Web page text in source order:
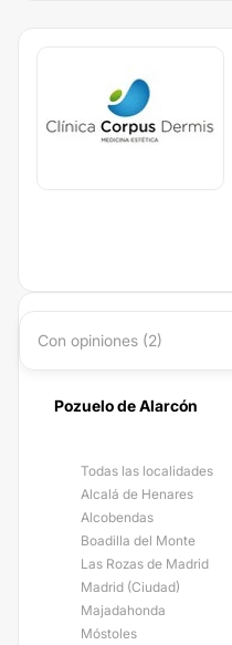
Con opiniones (2)
Pozuelo de Alarcón
Todas las localidades
Alcalá de Henares
Alcobendas
Boadilla del Monte
Las Rozas de Madrid
Madrid (Ciudad)
Majadahonda
Móstoles